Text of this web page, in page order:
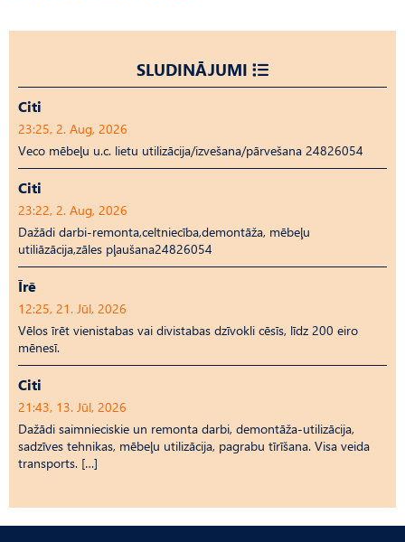
SLUDINĀJUMI
Citi
23:25, 2. Aug, 2026
Veco mēbeļu u.c. lietu utilizācija/izvešana/pārvešana 24826054
Citi
23:22, 2. Aug, 2026
Dažādi darbi-remonta,celtniecība,demontāža, mēbeļu
utiliāzācija,zāles pļaušana24826054
Īrē
12:25, 21. Jūl, 2026
Vēlos īrēt vienistabas vai divistabas dzīvokli cēsīs, līdz 200 eiro
mēnesī.
Citi
21:43, 13. Jūl, 2026
Dažādi saimnieciskie un remonta darbi, demontāža-utilizācija,
sadzīves tehnikas, mēbeļu utilizācija, pagrabu tīrīšana. Visa veida
transports. […]